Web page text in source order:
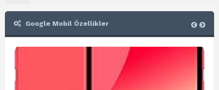
Google Mobil Özellikler